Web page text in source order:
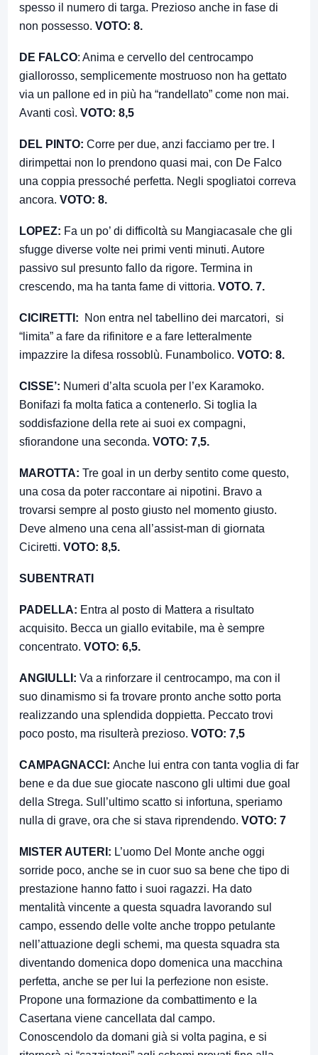
spesso il numero di targa. Prezioso anche in fase di
non possesso. VOTO: 8.
DE FALCO: Anima e cervello del centrocampo
giallorosso, semplicemente mostruoso non ha gettato
via un pallone ed in più ha “randellato” come non mai.
Avanti così. VOTO: 8,5
DEL PINTO: Corre per due, anzi facciamo per tre. I
dirimpettai non lo prendono quasi mai, con De Falco
una coppia pressoché perfetta. Negli spogliatoi correva
ancora. VOTO: 8.
LOPEZ: Fa un po’ di difficoltà su Mangiacasale che gli
sfugge diverse volte nei primi venti minuti. Autore
passivo sul presunto fallo da rigore. Termina in
crescendo, ma ha tanta fame di vittoria. VOTO. 7.
CICIRETTI: Non entra nel tabellino dei marcatori, si
“limita” a fare da rifinitore e a fare letteralmente
impazzire la difesa rossoblù. Funambolico. VOTO: 8.
CISSE’: Numeri d’alta scuola per l’ex Karamoko.
Bonifazi fa molta fatica a contenerlo. Si toglia la
soddisfazione della rete ai suoi ex compagni,
sfiorandone una seconda. VOTO: 7,5.
MAROTTA: Tre goal in un derby sentito come questo,
una cosa da poter raccontare ai nipotini. Bravo a
trovarsi sempre al posto giusto nel momento giusto.
Deve almeno una cena all’assist-man di giornata
Ciciretti. VOTO: 8,5.
SUBENTRATI
PADELLA: Entra al posto di Mattera a risultato
acquisito. Becca un giallo evitabile, ma è sempre
concentrato. VOTO: 6,5.
ANGIULLI: Va a rinforzare il centrocampo, ma con il
suo dinamismo si fa trovare pronto anche sotto porta
realizzando una splendida doppietta. Peccato trovi
poco posto, ma risulterà prezioso. VOTO: 7,5
CAMPAGNACCI: Anche lui entra con tanta voglia di far
bene e da due sue giocate nascono gli ultimi due goal
della Strega. Sull’ultimo scatto si infortuna, speriamo
nulla di grave, ora che si stava riprendendo. VOTO: 7
MISTER AUTERI: L’uomo Del Monte anche oggi
sorride poco, anche se in cuor suo sa bene che tipo di
prestazione hanno fatto i suoi ragazzi. Ha dato
mentalità vincente a questa squadra lavorando sul
campo, essendo delle volte anche troppo petulante
nell’attuazione degli schemi, ma questa squadra sta
diventando domenica dopo domenica una macchina
perfetta, anche se per lui la perfezione non esiste.
Propone una formazione da combattimento e la
Casertana viene cancellata dal campo.
Conoscendolo da domani già si volta pagina, e si